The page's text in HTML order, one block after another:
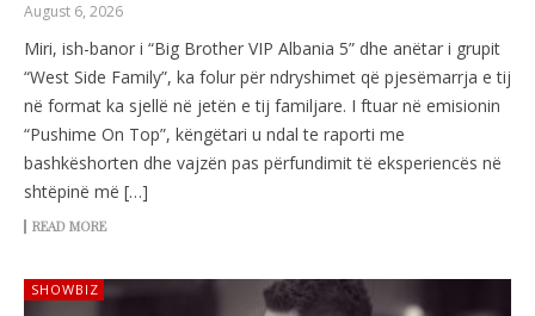
August 6, 2026
Miri, ish-banor i “Big Brother VIP Albania 5” dhe anëtar i grupit
“West Side Family”, ka folur për ndryshimet që pjesëmarrja e tij
në format ka sjellë në jetën e tij familjare. I ftuar në emisionin
“Pushime On Top”, këngëtari u ndal te raporti me
bashkëshorten dhe vajzën pas përfundimit të eksperiencës në
shtëpinë më […]
READ MORE
SHOWBIZ